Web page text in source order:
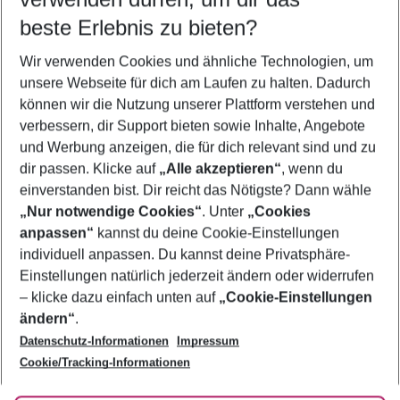
5-8 Nächte
2 Erwachsene Keine Kinder
Mehr Filter anzeigen
Footer
Footer navigation
Über uns
AGB
Bestpreisgarantie
Cookie-Einstellungen ändern
Cookie-Richtlinie
Agenturbetreuung
Barrierefreies Reisen
Folge uns
beste Erlebnis zu bieten?
Wir verwenden Cookies und ähnliche Technologien, um
unsere Webseite für dich am Laufen zu halten. Dadurch
können wir die Nutzung unserer Plattform verstehen und
verbessern, dir Support bieten sowie Inhalte, Angebote
und Werbung anzeigen, die für dich relevant sind und zu
dir passen. Klicke auf „Alle akzeptieren“, wenn du
einverstanden bist. Dir reicht das Nötigste? Dann wähle
„Nur notwendige Cookies“. Unter „Cookies
anpassen“ kannst du deine Cookie-Einstellungen
individuell anpassen. Du kannst deine Privatsphäre-
Einstellungen natürlich jederzeit ändern oder widerrufen
– klicke dazu einfach unten auf „Cookie-Einstellungen
ändern“.
Datenschutz-Informationen
Impressum
Cookie/Tracking-Informationen